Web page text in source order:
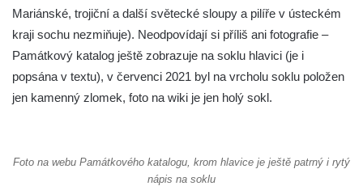
Sloup Panny Marie u kostela Nalezení
svatého Kříže ve Frýdlantu
Sloup Panny Marie v Hostinném
Sloup Nejsvětější Trojice v Krásné u
Pěnčína
Selendrův sloup před klášterem
Mariánské, trojiční a další světecké sloupy a pilíře v ústeckém
kraji sochu nezmiňuje). Neodpovídají si příliš ani fotografie –
Památkový katalog ještě zobrazuje na soklu hlavici (je i
popsána v textu), v červenci 2021 byl na vrcholu soklu položen
jen kamenný zlomek, foto na wiki je jen holý sokl.
Foto na webu Památkového katalogu, krom hlavice je ještě patrný i rytý
nápis na soklu